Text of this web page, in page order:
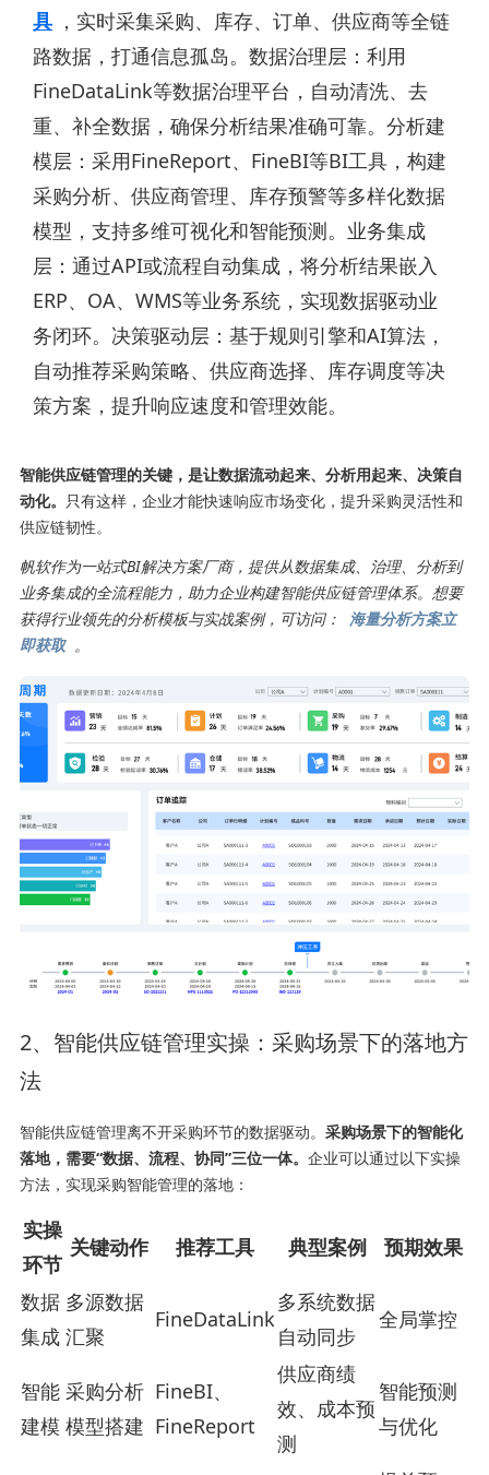
具 ，实时采集采购、库存、订单、供应商等全链
路数据，打通信息孤岛。数据治理层：利用
FineDataLink等数据治理平台，自动清洗、去
重、补全数据，确保分析结果准确可靠。分析建
模层：采用FineReport、FineBI等BI工具，构建
采购分析、供应商管理、库存预警等多样化数据
模型，支持多维可视化和智能预测。业务集成
层：通过API或流程自动集成，将分析结果嵌入
ERP、OA、WMS等业务系统，实现数据驱动业
务闭环。决策驱动层：基于规则引擎和AI算法，
自动推荐采购策略、供应商选择、库存调度等决
策方案，提升响应速度和管理效能。
智能供应链管理的关键，是让数据流动起来、分析用起来、决策自
动化。 只有这样，企业才能快速响应市场变化，提升采购灵活性和
供应链韧性。
帆软作为一站式BI解决方案厂商，提供从数据集成、治理、分析到
业务集成的全流程能力，助力企业构建智能供应链管理体系。想要
获得行业领先的分析模板与实战案例，可访问：
海量分析方案立
即获取 。
2、智能供应链管理实操：采购场景下的落地方
法
智能供应链管理离不开采购环节的数据驱动。 采购场景下的智能化
落地，需要“数据、流程、协同”三位一体。 企业可以通过以下实操
方法，实现采购智能管理的落地：
实操
环节
关键动作 推荐工具 典型案例 预期效果
数据
集成
多源数据
汇聚
FineDataLink
多系统数据
自动同步
全局掌控
智能
建模
采购分析
模型搭建
FineBI、
FineReport
供应商绩
效、成本预
测
智能预测
与优化